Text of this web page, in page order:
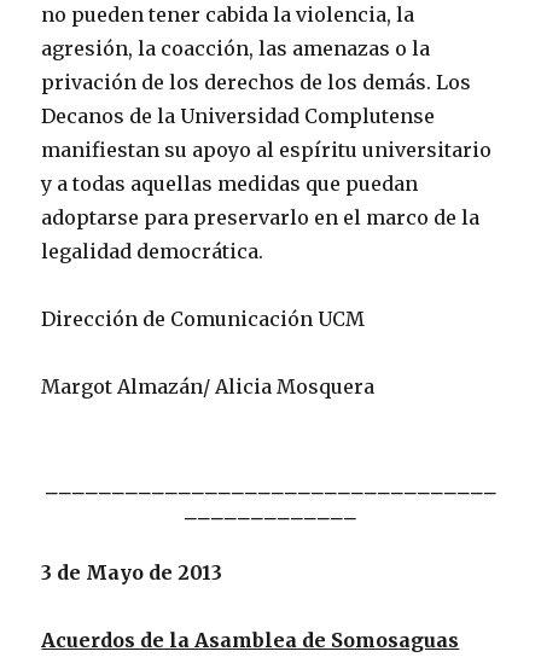
no pueden tener cabida la violencia, la
agresión, la coacción, las amenazas o la
privación de los derechos de los demás. Los
Decanos de la Universidad Complutense
manifiestan su apoyo al espíritu universitario
y a todas aquellas medidas que puedan
adoptarse para preservarlo en el marco de la
legalidad democrática.
Dirección de Comunicación UCM
Margot Almazán/ Alicia Mosquera
3 de Mayo de 2013
Acuerdos de la Asamblea de Somosaguas